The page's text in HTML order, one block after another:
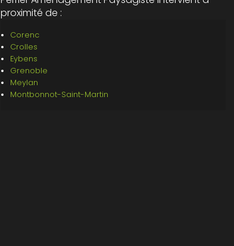
proximité de :
Corenc
Crolles
Eybens
Grenoble
Meylan
Montbonnot-Saint-Martin